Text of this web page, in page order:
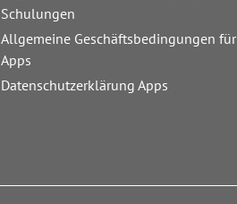
Schulungen
Allgemeine Geschäftsbedingungen für
Apps
Datenschutzerklärung Apps